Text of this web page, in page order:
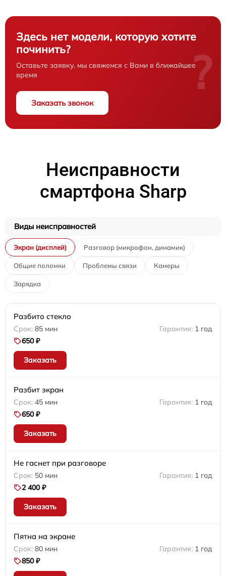
Здесь нет модели, которую хотите
починить?
Оставьте заявку, мы свяжемся с Вами в ближайшее
время
Заказать звонок
?
Неисправности
смартфона Sharp
Виды неисправностей
Экран (дисплей) Разговор (микрофон, динамик)
Общие поломки Проблемы связи Камеры
Зарядка
Разбито стекло
85 мин
1 год
650 ₽
Заказать
Разбит экран
45 мин
1 год
650 ₽
Заказать
Не гаснет при разговоре
50 мин
1 год
2 400 ₽
Заказать
Пятна на экране
80 мин
1 год
850 ₽